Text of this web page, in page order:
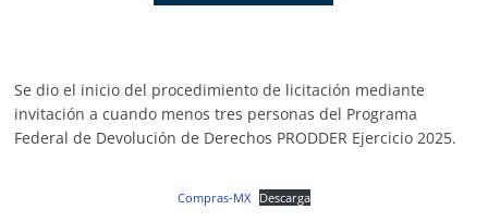
Se dio el inicio del procedimiento de licitación mediante
invitación a cuando menos tres personas del Programa
Federal de Devolución de Derechos PRODDER Ejercicio 2025.
Compras-MX Descarga